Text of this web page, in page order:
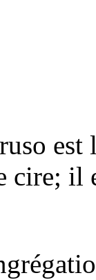
cire; il